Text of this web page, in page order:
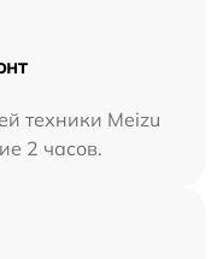
техники Meizu
2 часов.